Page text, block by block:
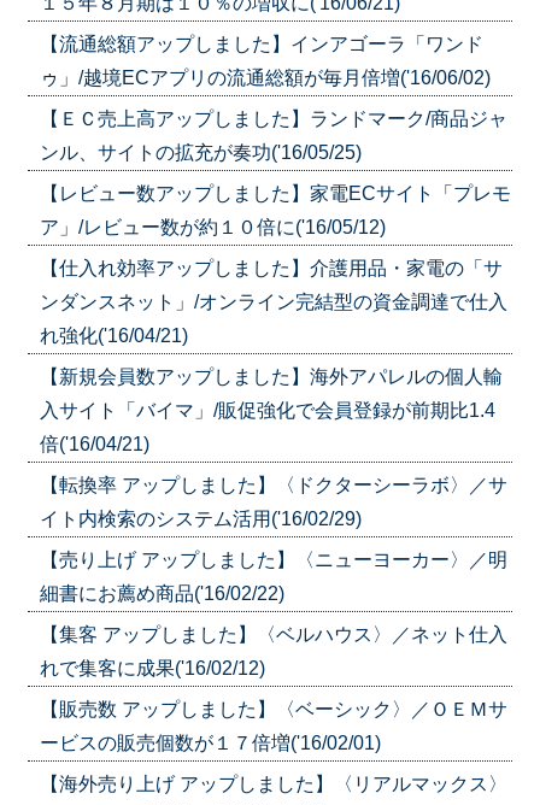
【流通総額アップしました】インアゴーラ「ワンド
ゥ」/越境ECアプリの流通総額が毎月倍増('16/06/02)
【ＥＣ売上高アップしました】ランドマーク/商品ジャ
ンル、サイトの拡充が奏功('16/05/25)
【レビュー数アップしました】家電ECサイト「プレモ
ア」/レビュー数が約１０倍に('16/05/12)
【仕入れ効率アップしました】介護用品・家電の「サ
ンダンスネット」/オンライン完結型の資金調達で仕入
れ強化('16/04/21)
【新規会員数アップしました】海外アパレルの個人輸
入サイト「バイマ」/販促強化で会員登録が前期比1.4
倍('16/04/21)
【転換率 アップしました】〈ドクターシーラボ〉／サ
イト内検索のシステム活用('16/02/29)
【売り上げ アップしました】〈ニューヨーカー〉／明
細書にお薦め商品('16/02/22)
【集客 アップしました】〈ベルハウス〉／ネット仕入
れで集客に成果('16/02/12)
【販売数 アップしました】〈ベーシック〉／ＯＥＭサ
ービスの販売個数が１７倍増('16/02/01)
【海外売り上げ アップしました】〈リアルマックス〉